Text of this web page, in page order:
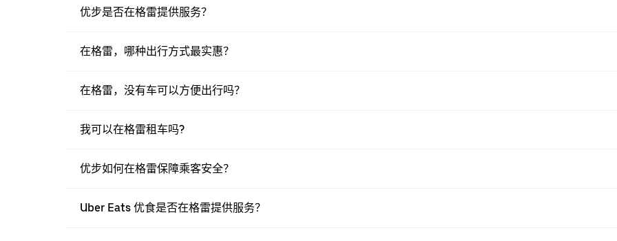
优步是否在格雷提供服务？
在格雷，哪种出行方式最实惠？
在格雷，没有车可以方便出行吗？
我可以在格雷租车吗?
优步如何在格雷保障乘客安全？
Uber Eats 优食是否在格雷提供服务？